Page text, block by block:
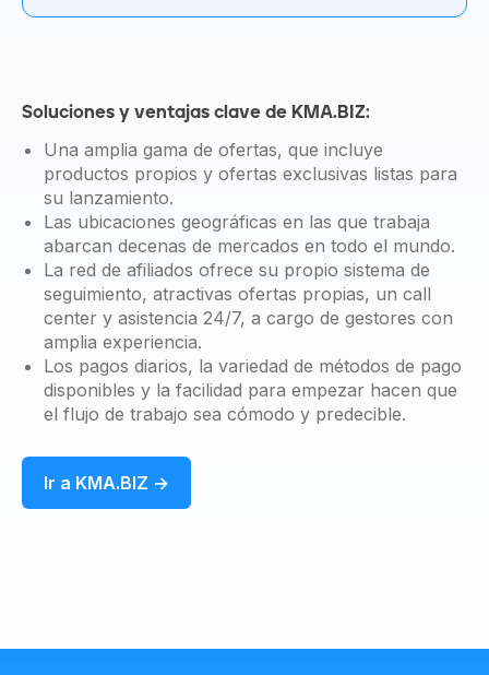
Soluciones y ventajas clave de KMA.BIZ:
Una amplia gama de ofertas, que incluye
productos propios y ofertas exclusivas listas para
su lanzamiento.
Las ubicaciones geográficas en las que trabaja
abarcan decenas de mercados en todo el mundo.
La red de afiliados ofrece su propio sistema de
seguimiento, atractivas ofertas propias, un call
center y asistencia 24/7, a cargo de gestores con
amplia experiencia.
Los pagos diarios, la variedad de métodos de pago
disponibles y la facilidad para empezar hacen que
el flujo de trabajo sea cómodo y predecible.
Ir a KMA.BIZ →